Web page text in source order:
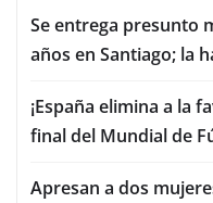
Se entrega presunto
años en Santiago; la
¡España elimina a la
final del Mundial de
Apresan a dos